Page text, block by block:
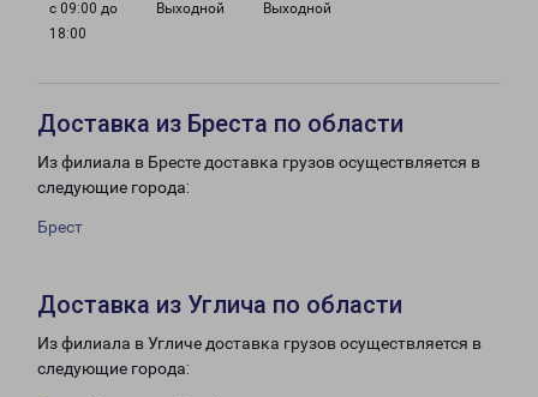
с 09:00 до
18:00
Выходной Выходной
Доставка из Бреста по области
Из филиала в Бресте доставка грузов осуществляется в
следующие города:
Брест
Доставка из Углича по области
Из филиала в Угличе доставка грузов осуществляется в
следующие города: